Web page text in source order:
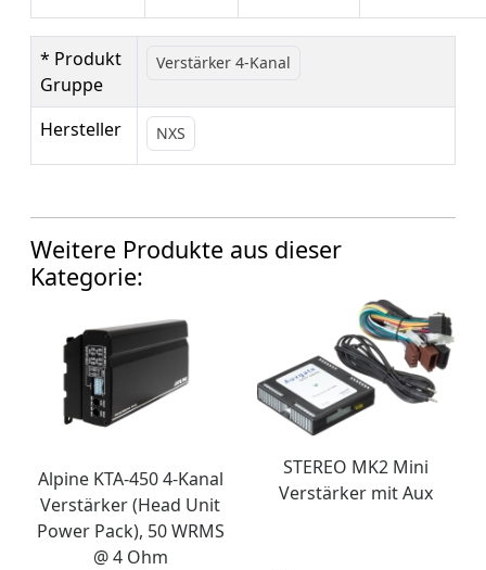
* Produkt
Gruppe
Verstärker 4-Kanal
Hersteller NXS
Weitere Produkte aus dieser
Kategorie:
Alpine KTA-450 4-Kanal
Verstärker (Head Unit
Power Pack), 50 WRMS
@ 4 Ohm
STEREO MK2 Mini
Verstärker mit Aux